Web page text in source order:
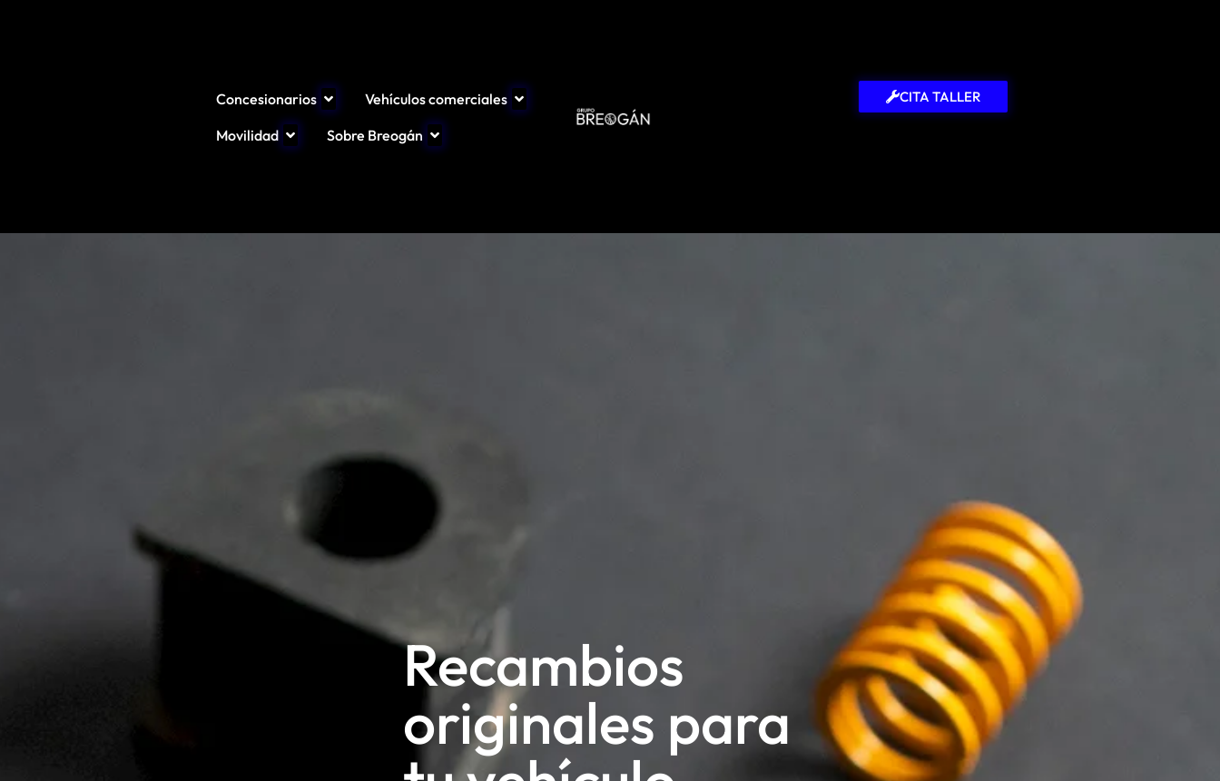
Concesionarios
Vehículos comerciales
Movilidad
Sobre Breogán
CITA TALLER
Recambios
originales para